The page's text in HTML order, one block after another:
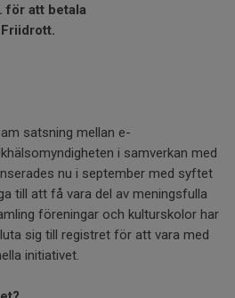
för att betala
satsning mellan e-
i samverkan med
nu i september med syftet
till att få vara del av meningsfulla
föreningar och kulturskolor har
sig till registret för att vara med
initiativet.